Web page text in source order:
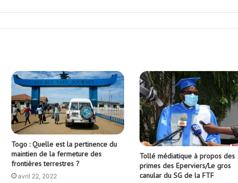
Togo : Quelle est la pertinence du
maintien de la fermeture des
frontières terrestres ?
avril 22, 2022
Tollé médiatique à propos des
primes des Eperviers/Le gros
canular du SG de la FTF